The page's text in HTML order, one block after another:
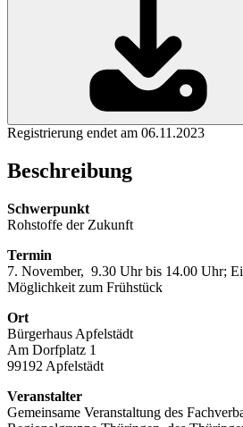
Registrierung endet am 06.11.2023
Beschreibung
Schwerpunkt
Rohstoffe der Zukunft
Termin
7. November, 9.30 Uhr bis 14.00 Uhr;
Möglichkeit zum Frühstück
Ort
Bürgerhaus Apfelstädt
Am Dorfplatz 1
99192 Apfelstädt
Veranstalter
Gemeinsame Veranstaltung des